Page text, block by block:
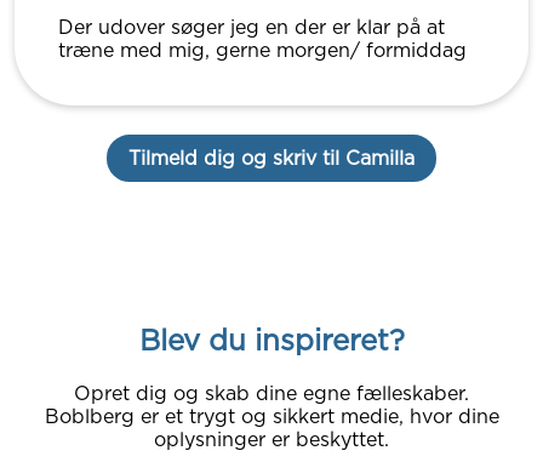
Der udover søger jeg en der er klar på at
træne med mig, gerne morgen/ formiddag
Tilmeld dig og skriv til Camilla
Blev du inspireret?
Opret dig og skab dine egne fælleskaber.
Boblberg er et trygt og sikkert medie, hvor dine
oplysninger er beskyttet.